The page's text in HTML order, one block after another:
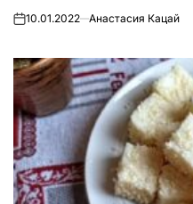
on10.01.2022 Анастасия Кацай